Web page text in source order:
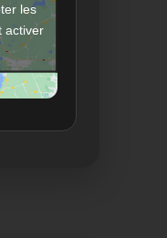
les
activer